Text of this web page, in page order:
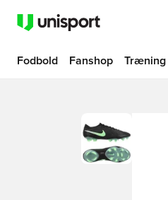
Fodbold Fanshop Træning